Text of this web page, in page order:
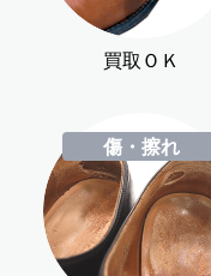
買取ＯＫ
傷・擦れ